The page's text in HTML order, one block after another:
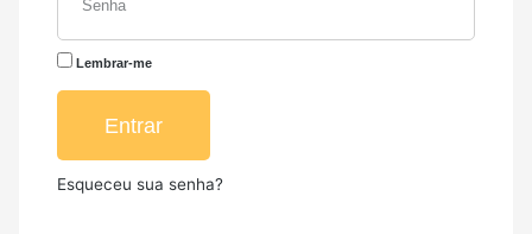
Lembrar-me
Entrar
Esqueceu sua senha?